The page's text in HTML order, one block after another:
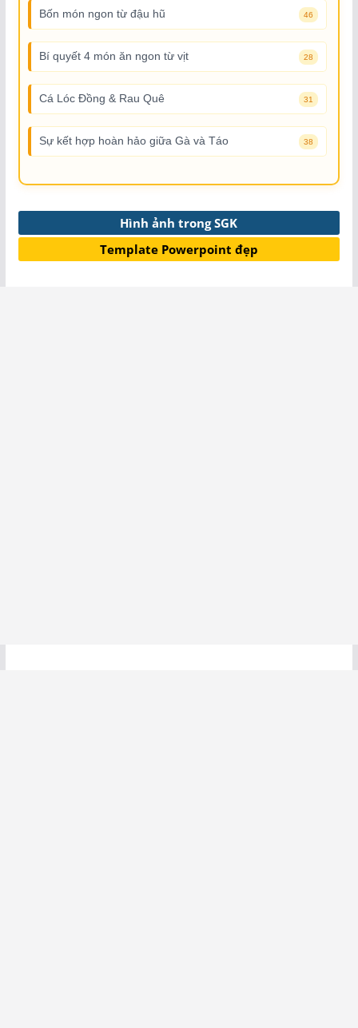
Bốn món ngon từ đậu hũ 46
Bí quyết 4 món ăn ngon từ vịt 28
Cá Lóc Đồng & Rau Quê 31
Sự kết hợp hoàn hảo giữa Gà và Táo 38
Hình ảnh trong SGK
Template Powerpoint đẹp